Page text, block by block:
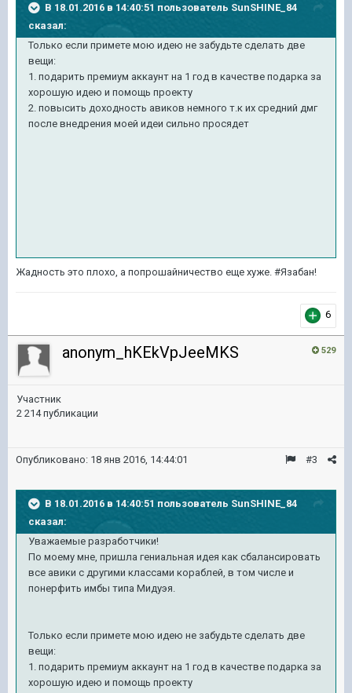
В 18.01.2016 в 14:40:51 пользователь SunSHINE_84
сказал:
Только если примете мою идею не забудьте сделать две
вещи:
1. подарить премиум аккаунт на 1 год в качестве подарка за
хорошую идею и помощь проекту
2. повысить доходность авиков немного т.к их средний дмг
после внедрения моей идеи сильно просядет
Жадность это плохо, а попрошайничество еще хуже. #Язабан!
6
529
anonym_hKEkVpJeeMKS
Участник
2 214 публикации
#3
Опубликовано: 18 янв 2016, 14:44:01
В 18.01.2016 в 14:40:51 пользователь SunSHINE_84
сказал:
Уважаемые разработчики!
По моему мне, пришла гениальная идея как сбалансировать
все авики с другими классами кораблей, в том числе и
понерфить имбы типа Мидуэя.
Только если примете мою идею не забудьте сделать две
вещи:
1. подарить премиум аккаунт на 1 год в качестве подарка за
хорошую идею и помощь проекту